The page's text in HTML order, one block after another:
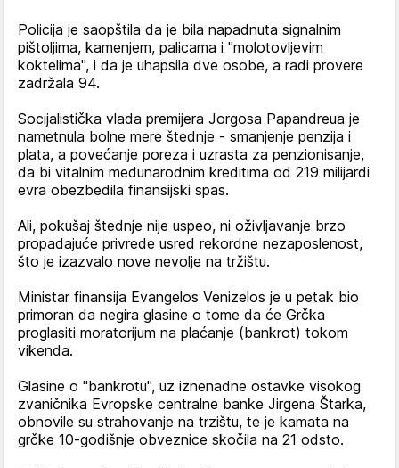
Policija je saopštila da je bila napadnuta signalnim
pištoljima, kamenjem, palicama i "molotovljevim
koktelima", i da je uhapsila dve osobe, a radi provere
zadržala 94.
Socijalistička vlada premijera Jorgosa Papandreua je
nametnula bolne mere štednje - smanjenje penzija i
plata, a povećanje poreza i uzrasta za penzionisanje,
da bi vitalnim međunarodnim kreditima od 219 milijardi
evra obezbedila finansijski spas.
Ali, pokušaj štednje nije uspeo, ni oživljavanje brzo
propadajuće privrede usred rekordne nezaposlenost,
što je izazvalo nove nevolje na tržištu.
Ministar finansija Evangelos Venizelos je u petak bio
primoran da negira glasine o tome da će Grčka
proglasiti moratorijum na plaćanje (bankrot) tokom
vikenda.
Glasine o "bankrotu", uz iznenadne ostavke visokog
zvaničnika Evropske centralne banke Jirgena Štarka,
obnovile su strahovanje na trzištu, te je kamata na
grčke 10-godišnje obveznice skočila na 21 odsto.